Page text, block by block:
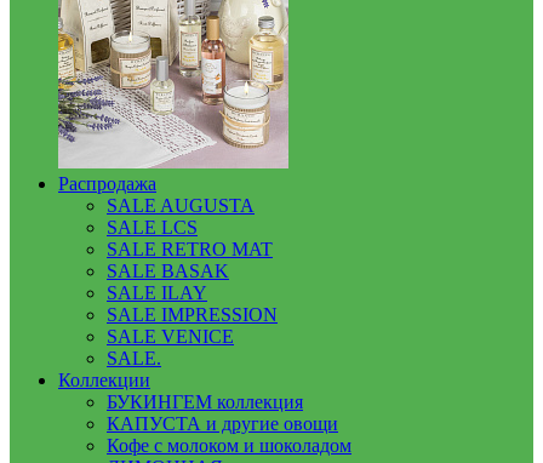
Распродажа
SALE AUGUSTA
SALE LCS
SALE RETRO MAT
SALE BASAK
SALE ILAY
SALE IMPRESSION
SALE VENICE
SALE.
Коллекции
БУКИНГЕМ коллекция
КАПУСТА и другие овощи
Кофе с молоком и шоколадом